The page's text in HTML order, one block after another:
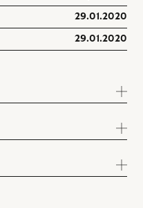
29.01.2020
29.01.2020